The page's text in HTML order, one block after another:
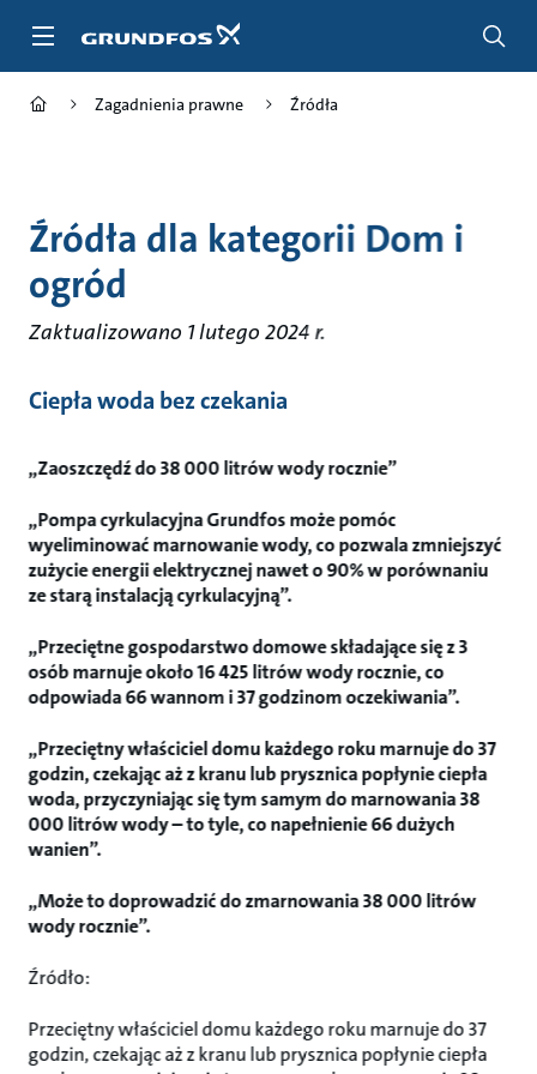
Zagadnienia prawne Źródła
Źródła dla kategorii Dom i
ogród
Zaktualizowano 1 lutego 2024 r.
Ciepła woda bez czekania
„Zaoszczędź do 38 000 litrów wody rocznie”
„Pompa cyrkulacyjna Grundfos może pomóc
wyeliminować marnowanie wody, co pozwala zmniejszyć
zużycie energii elektrycznej nawet o 90% w porównaniu
ze starą instalacją cyrkulacyjną”.
„Przeciętne gospodarstwo domowe składające się z 3
osób marnuje około 16 425 litrów wody rocznie, co
odpowiada 66 wannom i 37 godzinom oczekiwania”.
„Przeciętny właściciel domu każdego roku marnuje do 37
godzin, czekając aż z kranu lub prysznica popłynie ciepła
woda, przyczyniając się tym samym do marnowania 38
000 litrów wody – to tyle, co napełnienie 66 dużych
wanien”.
„Może to doprowadzić do zmarnowania 38 000 litrów
wody rocznie”.
Źródło:
Przeciętny właściciel domu każdego roku marnuje do 37
godzin, czekając aż z kranu lub prysznica popłynie ciepła